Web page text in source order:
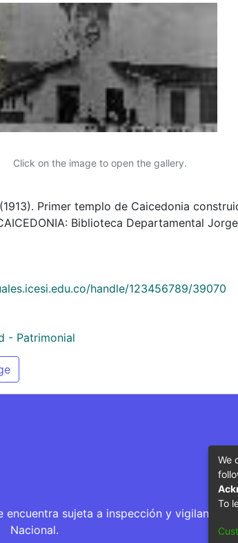
Click on the image to open the gallery.
Primer templo de Caicedonia
Biblioteca Departamental
handle/123456789/39070
- Patrimonial
sujeta a inspección y vigilancia
Nacional.
We
To